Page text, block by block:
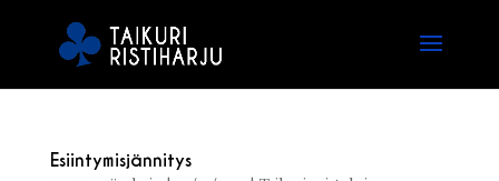
Esiintymisjännitys